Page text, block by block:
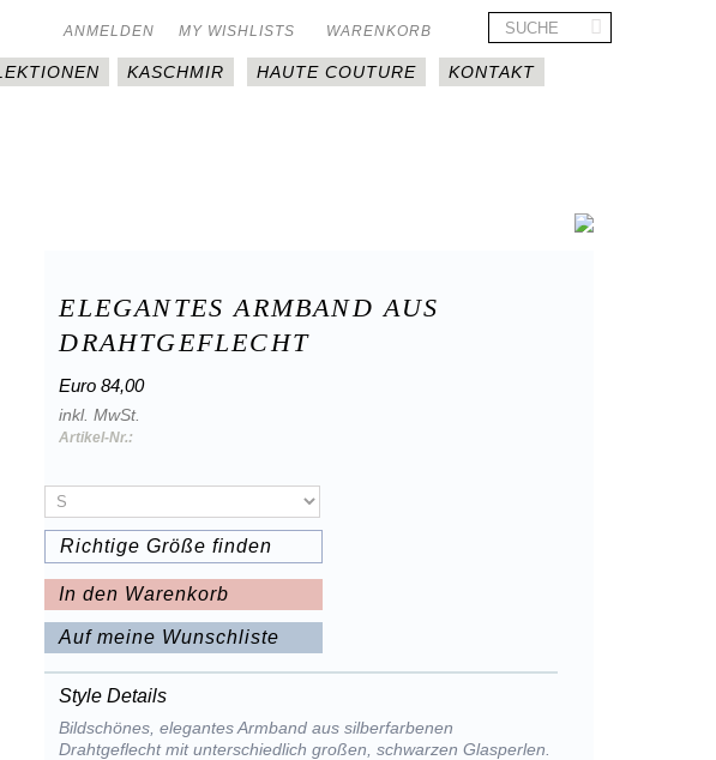
WARENKORB
MY WISHLISTS
ANMELDEN
KASCHMIR HAUTE COUTURE KONTAKT
ELEGANTES ARMBAND AUS
DRAHTGEFLECHT
Euro 84,00
inkl. MwSt.
Artikel-Nr.:
Richtige Größe finden
In den Warenkorb
Auf meine Wunschliste
Style Details
Bildschönes, elegantes Armband aus silberfarbenen
Drahtgeflecht mit unterschiedlich großen, schwarzen Glasperlen.